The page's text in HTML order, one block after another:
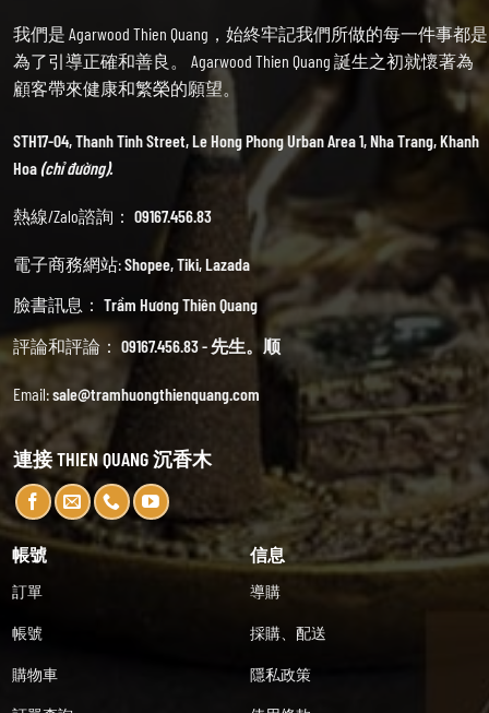
我們是 Agarwood Thien Quang，始終牢記我們所做的每一件事都是
為了引導正確和善良。 Agarwood Thien Quang 誕生之初就懷著為
顧客帶來健康和繁榮的願望。
STH17-04, Thanh Tinh Street, Le Hong Phong Urban Area 1, Nha Trang, Khanh
Hoa(chỉ đường).
熱線/Zalo諮詢： 09167.456.83
電子商務網站:Shopee,Tiki,Lazada
臉書訊息： Trầm Hương Thiên Quang
評論和評論： 09167.456.83 - 先生。顺
Email:sale@tramhuongthienquang.com
連接 THIEN QUANG 沉香木
帳號
訂單
帳號
購物車
信息
導購
採購、配送
隱私政策